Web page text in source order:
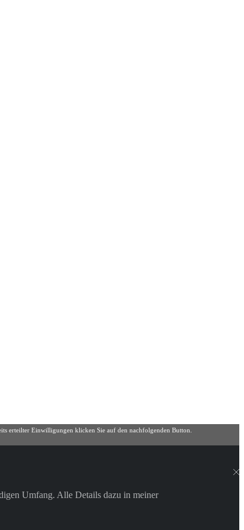
erteilter Einwilligungen klicken Sie auf den nachfolgenden Button.
Umfang. Alle Details dazu in meiner